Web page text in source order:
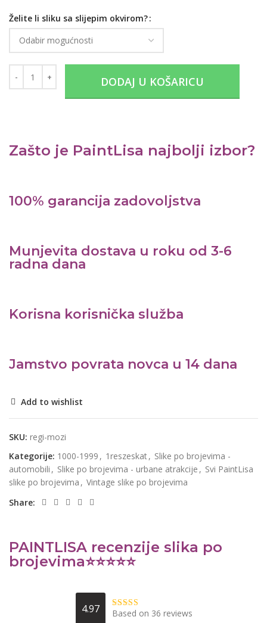
Želite li sliku sa slijepim okvirom?
DODAJ U KOŠARICU
Zašto je PaintLisa najbolji izbor?
100% garancija zadovoljstva
Munjevita dostava u roku od 3-6
radna dana
Korisna korisnička služba
Jamstvo povrata novca u 14 dana
Add to wishlist
SKU: regi-mozi
Kategorije: 1000-1999 , 1reszeskat, Slike po brojevima -
automobili , Slike po brojevima - urbane atrakcije , Svi PaintLisa
slike po brojevima , Vintage slike po brojevima
Share:
PAINTLISA recenzije slika po
brojevima⭐️⭐️⭐️⭐️⭐️
4.97 Based on 36 reviews